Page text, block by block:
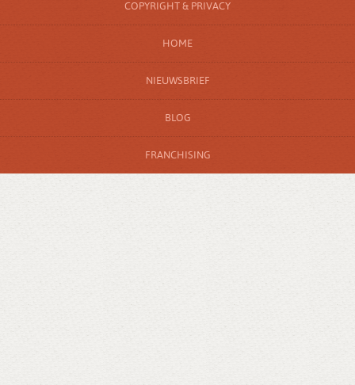
COPYRIGHT & PRIVACY
HOME
NIEUWSBRIEF
BLOG
FRANCHISING